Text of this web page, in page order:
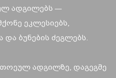
ადგილებს —
ეკლესიებს,
და ბუნების ძეგლებს.
ადგილზე, დაგეგმე